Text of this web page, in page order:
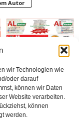
wir Technologien wie
oder darauf
können wir Daten
Website verarbeiten.
können
werden.
Autor
Gazetesi Sayı 412 (Mart
2026) Bielefeld